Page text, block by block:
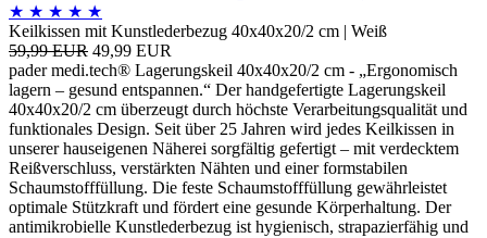
★ ★ ★ ★ ★
Keilkissen mit Kunstlederbezug 40x40x20/2 cm | Weiß
59,99 EUR 49,99 EUR
pader medi.tech® Lagerungskeil 40x40x20/2 cm - „Ergonomisch
lagern – gesund entspannen.“ Der handgefertigte Lagerungskeil
40x40x20/2 cm überzeugt durch höchste Verarbeitungsqualität und
funktionales Design. Seit über 25 Jahren wird jedes Keilkissen in
unserer hauseigenen Näherei sorgfältig gefertigt – mit verdecktem
Reißverschluss, verstärkten Nähten und einer formstabilen
Schaumstofffüllung. Die feste Schaumstofffüllung gewährleistet
optimale Stützkraft und fördert eine gesunde Körperhaltung. Der
antimikrobielle Kunstlederbezug ist hygienisch, strapazierfähig und